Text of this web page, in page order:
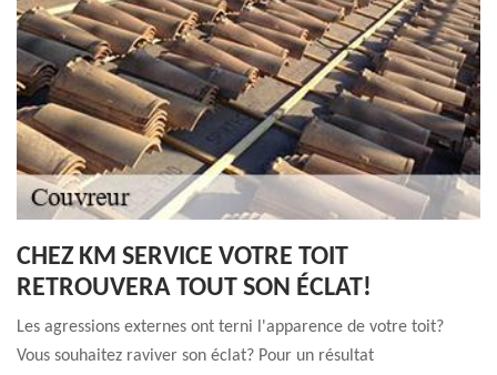
CHEZ KM SERVICE VOTRE TOIT
RETROUVERA TOUT SON ÉCLAT!
Les agressions externes ont terni l'apparence de votre toit?
Vous souhaitez raviver son éclat? Pour un résultat